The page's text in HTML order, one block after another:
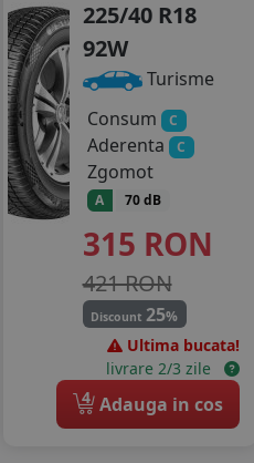
225/40 R18
92W
Turisme
Consum
C
Aderenta C
Zgomot
A 70 dB
315 RON
421 RON
Discount 25%
Ultima bucata!
livrare 2/3 zile
4 Adauga in cos